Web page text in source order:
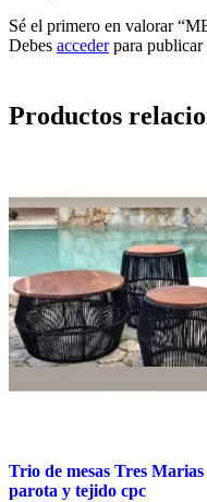
Sé el primero en valorar
Debes accederpara publicar
Productos
Trio de mesas Tres Marias
parota y tejido cpc